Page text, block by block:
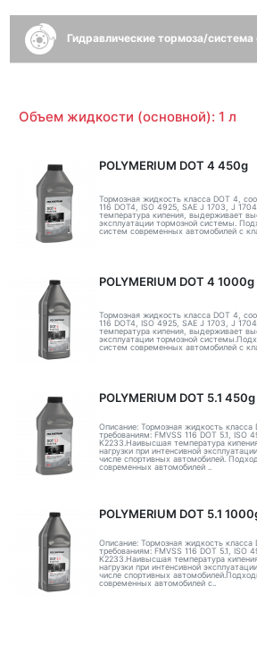
Гидравлические тормоза/система
Объем жидкости (основной): 1 л
POLYMERIUM DOT 4 450g
Тормозная жидкость класса DOT 4,
116 DOT4, ISO 4925, SAE J 1703, J
температура кипения, выдерживает
эксплуатации тормозной системы.
систем современных автомобилей с
POLYMERIUM DOT 4 1000g
Тормозная жидкость класса DOT 4,
116 DOT4, ISO 4925, SAE J 1703, J
температура кипения, выдерживает
эксплуатации тормозной
систем современных автомобилей с
POLYMERIUM DOT 5.1 450g
Описание: Тормозная жидкость класса
требованиям: FMVSS 116 DOT 5.1, ISO
K2233.Наивысшая температура
нагрузки при интенсивной
числе спортивных автомобилей.
современных автомобилей ..
POLYMERIUM DOT 5.1
Описание: Тормозная жидкость класса
требованиям: FMVSS 116 DOT 5.1, ISO
K2233.Наивысшая температура
нагрузки при интенсивной
числе спортивных
современных автомобилей с..